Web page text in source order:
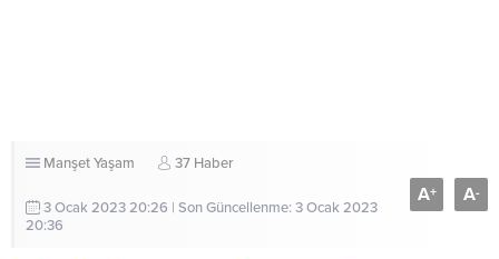
ManşetYaşam 37 Haber
3 Ocak 2023 20:26 | Son Güncellenme: 3 Ocak 2023
20:36
A+ A-